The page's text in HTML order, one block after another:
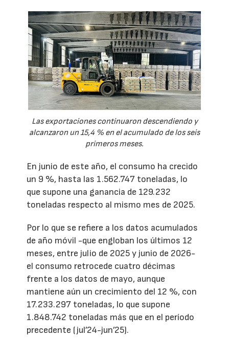
Las exportaciones continuaron descendiendo y
alcanzaron un 15,4 % en el acumulado de los seis
primeros meses.
En junio de este año, el consumo ha crecido
un 9 %, hasta las 1.562.747 toneladas, lo
que supone una ganancia de 129.232
toneladas respecto al mismo mes de 2025.
Por lo que se refiere a los datos acumulados
de año móvil -que engloban los últimos 12
meses, entre julio de 2025 y junio de 2026-
el consumo retrocede cuatro décimas
frente a los datos de mayo, aunque
mantiene aún un crecimiento del 12 %, con
17.233.297 toneladas, lo que supone
1.848.742 toneladas más que en el período
precedente (jul’24-jun’25).